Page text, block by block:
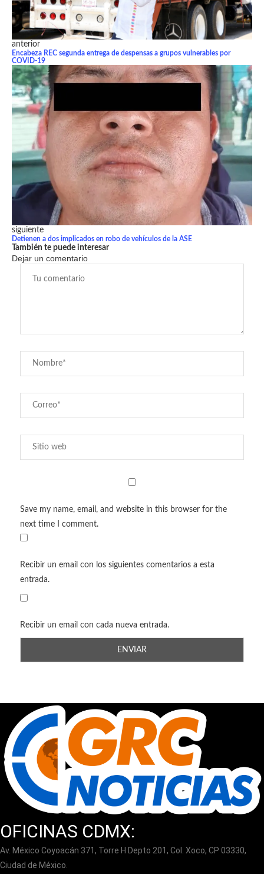
anterior
Encabeza REC segunda entrega de despensas a grupos vulnerables por
COVID-19
siguiente
Detienen a dos implicados en robo de vehículos de la ASE
También te puede interesar
Dejar un comentario
Save my name, email, and website in this browser for the
next time I comment.
Recibir un email con los siguientes comentarios a esta
entrada.
Recibir un email con cada nueva entrada.
OFICINAS CDMX:
Av. México Coyoacán 371, Torre H Depto 201, Col. Xoco, CP 03330,
Ciudad de México.